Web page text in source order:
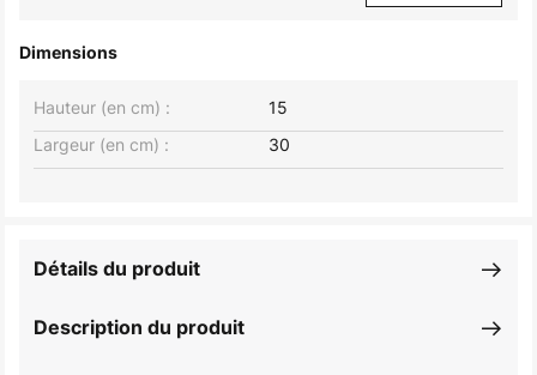
Dimensions
Largeur (en cm) : 30
Hauteur (en cm) : 15
Description du produit
Détails du produit